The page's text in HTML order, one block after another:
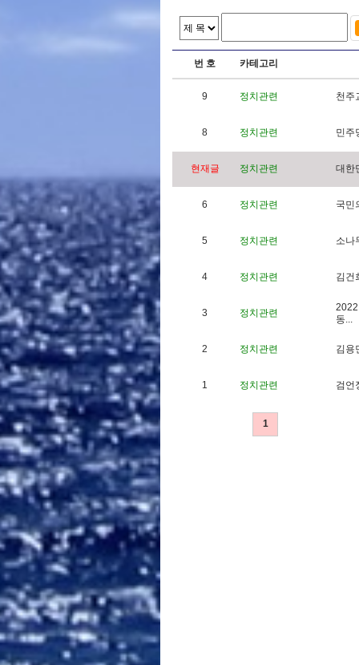
번 호 카테고리
9 정치관련 천 주
8 정치관련 민주
현재글 정치관련 대 한
6 정치관련 국민
5 정치관련 소나
4 정치관련 김 건
3 정치관련 2022
동...
2 정치관련 김 용
1 정치관련 검 언
1